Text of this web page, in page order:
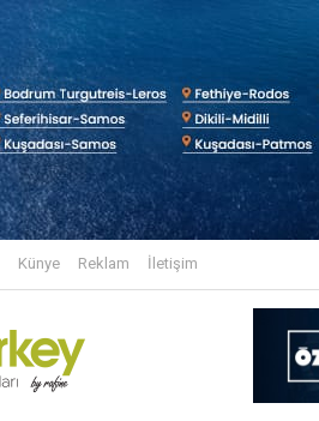
Künye Reklam İletişim